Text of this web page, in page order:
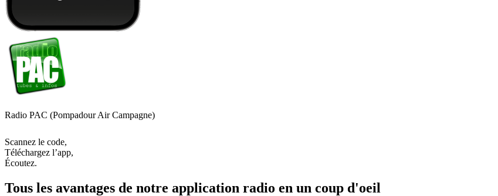
Radio PAC (Pompadour Air Campagne)
Scannez le code,
Téléchargez l’app,
Écoutez.
Tous les avantages de notre application radio en un coup d'oeil